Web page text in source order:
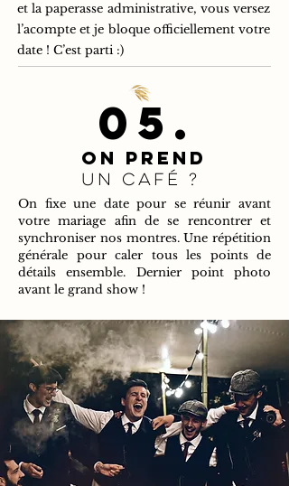
et la paperasse administrative, vous versez
l’acompte et je bloque officiellement votre
date ! C’est parti :)
05.
On fixe une date pour se réunir avant
votre mariage afin de se rencontrer et
synchroniser nos montres. Une répétition
générale pour caler tous les points de
détails ensemble. Dernier point photo
avant le grand show !
on prend
un café ?